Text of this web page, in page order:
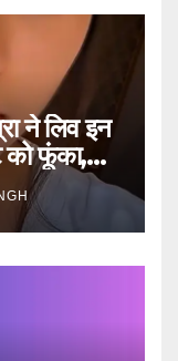
ने लिव इन
को फूंका,